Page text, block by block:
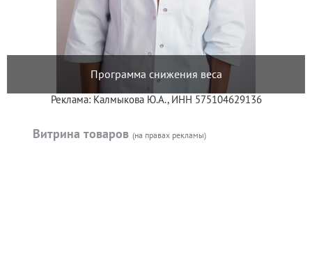
Программа снижения веса
Реклама: Калмыкова Ю.А., ИНН 575104629136
Витрина товаров (на правах рекламы)